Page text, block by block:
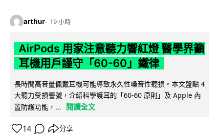
arthur 19 小時
AirPods 用家注意聽力響紅燈 醫學界籲
耳機用戶謹守「60-60」鐵律
長時間高音量佩戴耳機可能導致永久性噪音性聽損。本文盤點 4
大聽力受損警號，介紹科學護耳的「60-60 原則」及 Apple 內
置防護功能，...
閱讀全文
14 分享